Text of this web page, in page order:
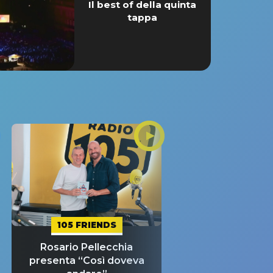
Il best of della quinta
tappa
105 FRIENDS
Rosario Pellecchia
presenta “Così doveva